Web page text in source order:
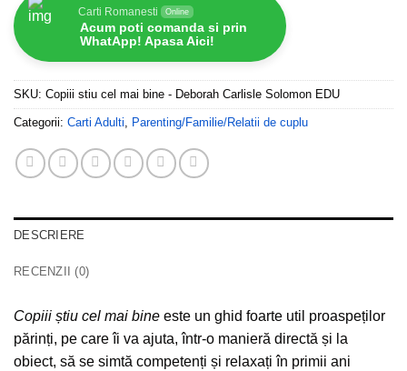
Carti Romanesti Online
Acum poti comanda si prin
WhatApp! Apasa Aici!
SKU: Copiii stiu cel mai bine - Deborah Carlisle Solomon EDU
Categorii: Carti Adulti, Parenting/Familie/Relatii de cuplu
DESCRIERE
RECENZII (0)
Copiii știu cel mai bine este un ghid foarte util proaspeților
părinți, pe care îi va ajuta, într‐o manieră directă și la
obiect, să se simtă competenți și relaxați în primii ani